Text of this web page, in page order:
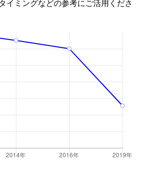
イミングなどの参考にご活用くださ